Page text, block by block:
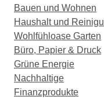
Bauen und Wohnen
Haushalt und
Wohlfühloase Garten
Büro, Papier & Druck
Grüne Energie
Nachhaltige
Finanzprodukte